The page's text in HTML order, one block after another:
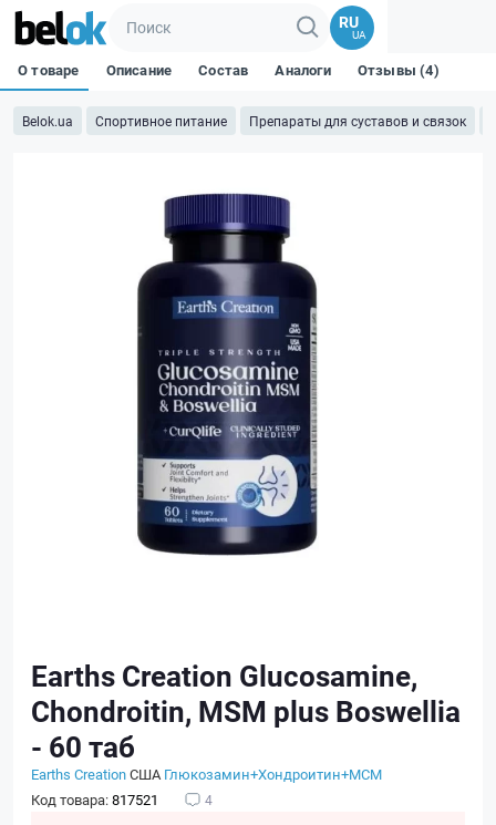
RU
UA
Belok.ua Спортивное питание Препараты для суставов и связок
О товаре Описание Состав Аналоги Отзывы (4)
Earths Creation Glucosamine,
Chondroitin, MSM plus Boswellia
- 60 таб
Earths CreationСША Глюкозамин+Хондроитин+МСМ
Код товара:817521 4